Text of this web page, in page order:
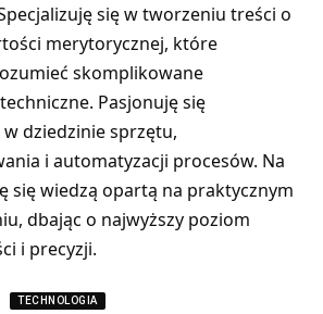
się w tworzeniu treści o
merytorycznej, które
skomplikowane
Pasjonuję się
dziedzinie sprzętu,
i automatyzacji procesów. Na
się wiedzą opartą na praktycznym
dbając o najwyższy poziom
i precyzji.
TECHNOLOGIA